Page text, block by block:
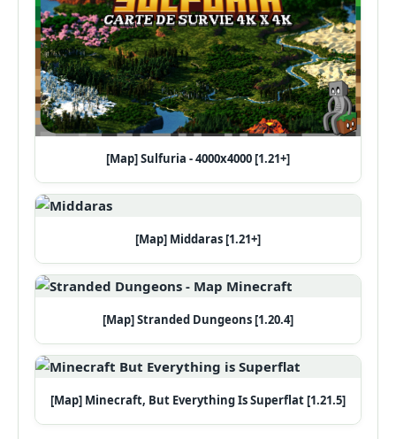
[Map] Sulfuria - 4000x4000 [1.21+]
[Map] Middaras [1.21+]
[Map] Stranded Dungeons [1.20.4]
[Map] Minecraft, But Everything Is Superflat [1.21.5]